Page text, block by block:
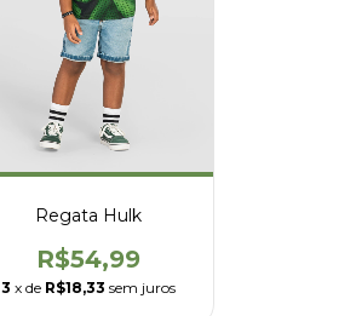
Regata Hulk
R$54,99
3 x de R$18,33 sem juros